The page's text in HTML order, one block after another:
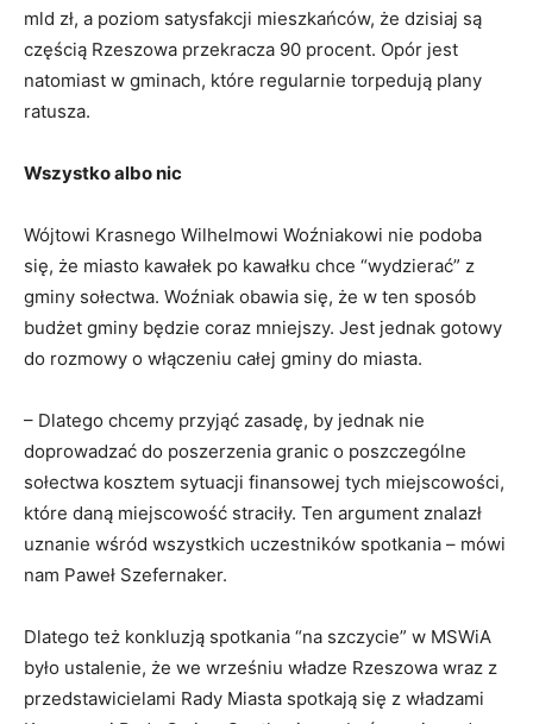
mld zł, a poziom satysfakcji mieszkańców, że dzisiaj są
częścią Rzeszowa przekracza 90 procent. Opór jest
natomiast w gminach, które regularnie torpedują plany
ratusza.
Wszystko albo nic
Wójtowi Krasnego Wilhelmowi Woźniakowi nie podoba
się, że miasto kawałek po kawałku chce “wydzierać” z
gminy sołectwa. Woźniak obawia się, że w ten sposób
budżet gminy będzie coraz mniejszy. Jest jednak gotowy
do rozmowy o włączeniu całej gminy do miasta.
– Dlatego chcemy przyjąć zasadę, by jednak nie
doprowadzać do poszerzenia granic o poszczególne
sołectwa kosztem sytuacji finansowej tych miejscowości,
które daną miejscowość straciły. Ten argument znalazł
uznanie wśród wszystkich uczestników spotkania – mówi
nam Paweł Szefernaker.
Dlatego też konkluzją spotkania “na szczycie” w MSWiA
było ustalenie, że we wrześniu władze Rzeszowa wraz z
przedstawicielami Rady Miasta spotkają się z władzami